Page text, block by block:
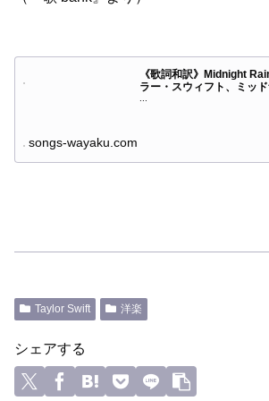
《歌詞和訳》Midnight
ラー・スウィフト、ミッド
songs-wayaku.com
Taylor Swift 洋楽
シェアする